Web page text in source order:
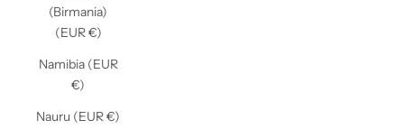
(Birmania)
(EUR €)
Namibia (EUR
€)
Nauru (EUR €)